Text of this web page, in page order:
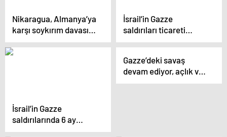
Nikaragua, Almanya’ya
karşı soykırım davası
açıyor
İsrail’in Gazze
saldırıları ticareti
olumsuz etkiledi
İsrail’in Gazze
saldırılarında 6 ay
geride kaldı
Gazze’deki savaş
devam ediyor, açlık ve
ölümler artıyor